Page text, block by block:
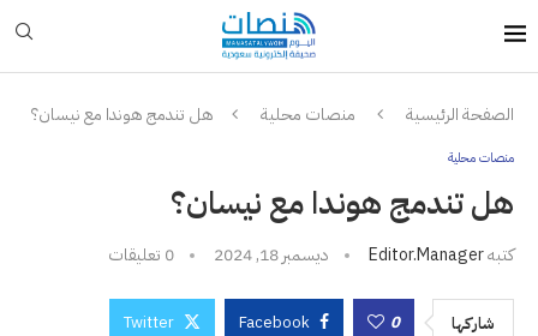
الصفحة الرئيسية منصات محلية هل تندمج هوندا مع نيسان؟
منصات محلية
هل تندمج هوندا مع نيسان؟
كتبهEditor.manager ديسمبر 18, 2024 0 تعليقات
شاركها 0
Facebook
Twitter